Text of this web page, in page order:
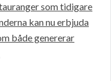
som tidigare
kan nu erbjuda
både genererar